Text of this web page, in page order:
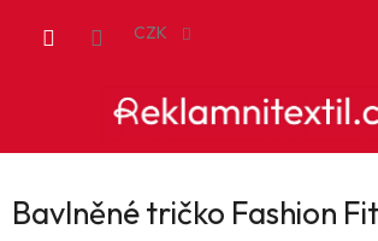
CZK
Bavlněné tričko Fashion Fit